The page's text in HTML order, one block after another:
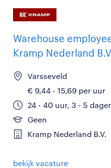
Warehouse
Kramp Nederland
Varsseveld
€ 9,44 - 15,69 per uur
24 - 40 uur, 3 - 5
Geen
Kramp Nederland B.V.
bekijk vacature